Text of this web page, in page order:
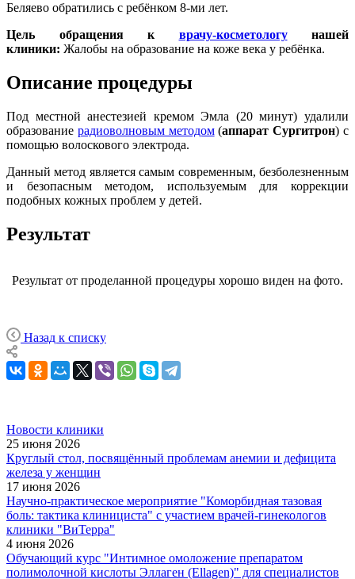
Беляево обратились с ребёнком 8-ми лет.
Цель обращения к врачу-косметологунашей
клиники: Жалобы на образование на коже века у ребёнка.
Описание процедуры
Под местной анестезией кремом Эмла (20 минут) удалили
образование радиоволновым методом(аппарат Сургитрон) с
помощью волоскового электрода.
Данный метод является самым современным, безболезненным
и безопасным методом, используемым для коррекции
подобных кожных проблем у детей.
Результат
Результат от проделанной процедуры хорошо виден на фото.
Назад к списку
Новости клиники
25 июня 2026
Круглый стол, посвящённый проблемам анемии и дефицита
железа у женщин
17 июня 2026
Научно-практическое мероприятие "Коморбидная тазовая
боль: тактика клинициста" с участием врачей-гинекологов
клиники "ВиТерра"
4 июня 2026
Обучающий курс "Интимное омоложение препаратом
полимолочной кислоты Эллаген (Ellagen)" для специалистов